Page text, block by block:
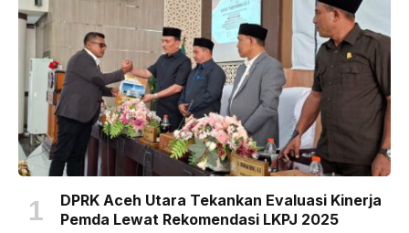
DPRK Aceh Utara Tekankan Evaluasi Kinerja
Pemda Lewat Rekomendasi LKPJ 2025